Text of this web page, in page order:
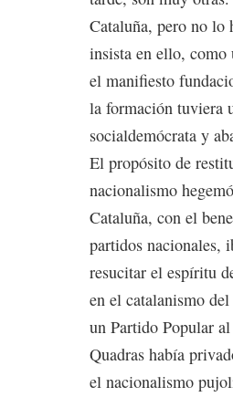
Cataluña, pero no lo
insista en ello, como
el manifiesto
la formación tuviera
socialdemócrata y
El propósito de
nacionalismo
Cataluña, con el
partidos nacionales,
resucitar el espíritu
en el catalanismo
un Partido Popular
Quadras había
el nacionalismo